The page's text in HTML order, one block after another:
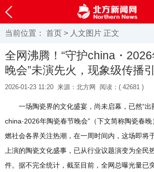
当前位置： 首页 > 人文图片 正文
全网沸腾！“守护china・
晚会”未演先火，现象级传播
2026-01-23 11:20 来源：北方网 阅读：( 42681 )
一场陶瓷界的文化盛宴，尚未启幕，已然“出
china·2026年陶瓷春节晚会”（下文简称陶瓷春
燃社会各界关注热潮，在一周时间内，这场即将
上演的陶瓷文化盛事，已从行业议题演变为全民
件。据不完全统计，截至目前，全网总曝光量已